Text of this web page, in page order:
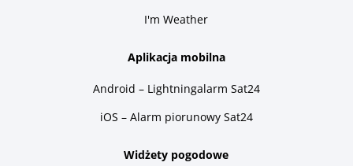
I'm Weather
Aplikacja mobilna
Android – Lightningalarm Sat24
iOS – Alarm piorunowy Sat24
Widżety pogodowe